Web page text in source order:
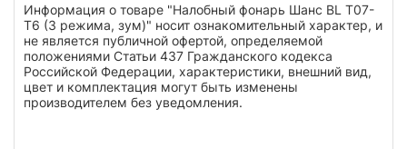
Информация о товаре "Налобный фонарь Шанс BL T07-
T6 (3 режима, зум)" носит ознакомительный характер, и
не является публичной офертой, определяемой
положениями Статьи 437 Гражданского кодекса
Российской Федерации, характеристики, внешний вид,
цвет и комплектация могут быть изменены
производителем без уведомления.